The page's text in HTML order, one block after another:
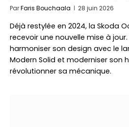
ParFaris Bouchaala 28 juin 2026
Déjà restylée en 2024, la Skoda
recevoir une nouvelle mise à
harmoniser son design avec le
Modern Solid et moderniser son
révolutionner sa mécanique.